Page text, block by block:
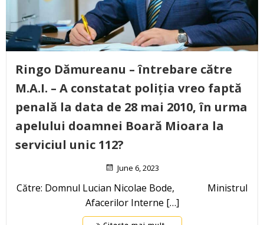
Ringo Dămureanu – întrebare către
M.A.I. – A constatat poliția vreo faptă
penală la data de 28 mai 2010, în urma
apelului doamnei Boară Mioara la
serviciul unic 112?
June 6, 2023
Către: Domnul Lucian Nicolae Bode, Ministrul
Afacerilor Interne […]